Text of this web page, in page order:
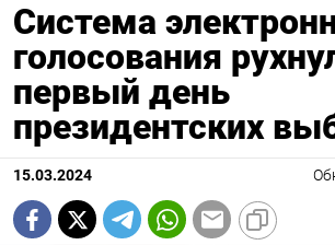
Система
голосования
первый день
президентских
15.03.2024